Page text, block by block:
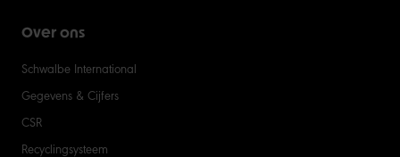
Over ons
Schwalbe International
Gegevens & Cijfers
CSR
Recyclingsysteem